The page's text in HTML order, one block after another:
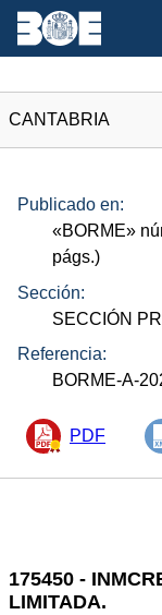
CANTABRIA
Publicado en:
«BORME»
págs.)
Sección:
SECCIÓN
Referencia:
BORME-A-
PDF
175450 -
LIMITADA.